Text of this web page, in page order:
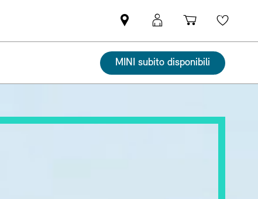
Trovi
partner
MINI
MyMini
login
Carrello
degli
acquisti
MINI subito disponibili